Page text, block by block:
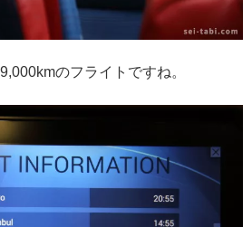
のフライトですね。